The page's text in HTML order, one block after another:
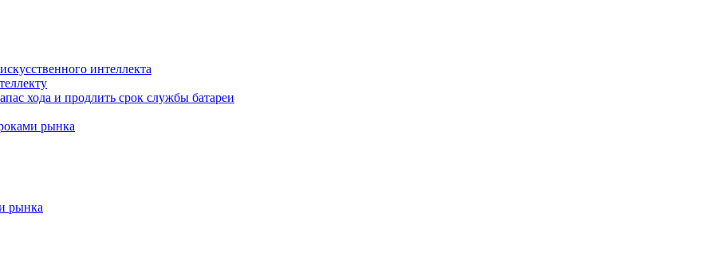
интеллекта
хода и продлить срок службы батареи
рынка
рынка